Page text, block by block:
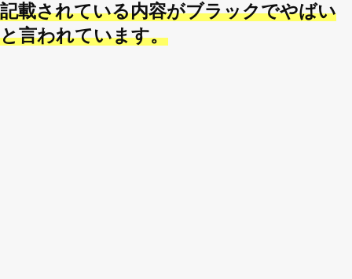
記載されている内容がブラックでやばい
と言われています。